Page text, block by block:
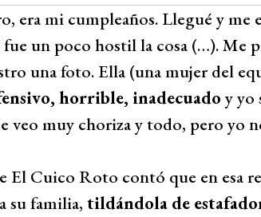
era mi cumpleaños. Llegué y me
un poco hostil la cosa (…). Me
una foto. Ella (una mujer del
horrible, inadecuado y yo
veo muy choriza y todo, pero yo
El Cuico Roto contó que en esa
su familia, tildándola de